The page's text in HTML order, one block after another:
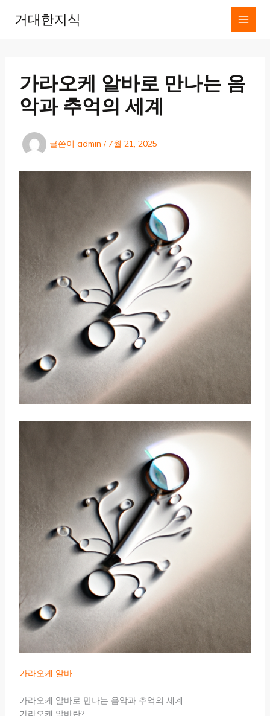
거대한지식
가라오케 알바로 만나는 음
악과 추억의 세계
글쓴이 admin /7월 21, 2025
가라오케 알바
가라오케 알바로 만나는 음악과 추억의 세계
가라오케 알바란?